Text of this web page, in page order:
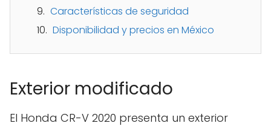
Características de seguridad
Disponibilidad y precios en México
Exterior modificado
El Honda CR-V 2020 presenta un exterior